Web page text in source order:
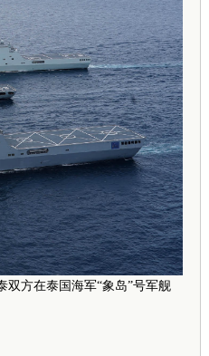
双方在泰国海军“象岛”号军舰